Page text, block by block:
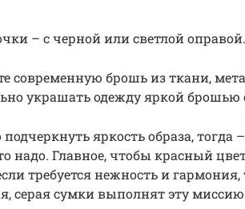
– с черной или светлой оправой.
современную брошь из ткани,
украшать одежду яркой брошью
яркость образа, тогда
надо. Главное, чтобы красный
требуется нежность и
серая сумки выполнят эту